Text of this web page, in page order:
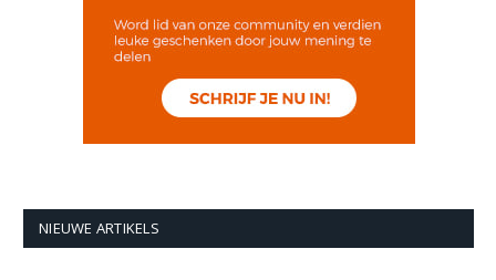
NIEUWE ARTIKELS